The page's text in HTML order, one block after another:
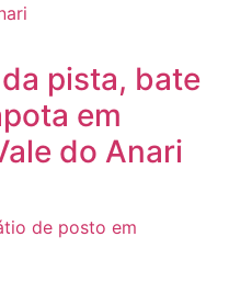
pista, bate
em
do Anari